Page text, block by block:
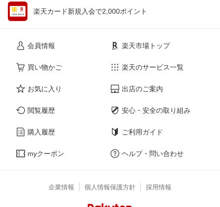
楽天カード新規入会で2,000ポイント
会員情報
買い物かご
お気に入り
閲覧履歴
購入履歴
myクーポン
楽天市場トップ
楽天のサービス一覧
出店のご案内
安心・安全の取り組み
ご利用ガイド
ヘルプ・問い合わせ
企業情報 個人情報保護方針 採用情報